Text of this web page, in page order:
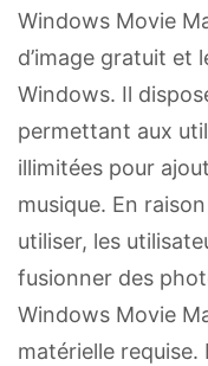
Windows Movie
d’image gratuit et
Windows. Il
permettant aux
illimitées pour
musique. En
utiliser, les
fusionner des
Windows Movie
matérielle requise.